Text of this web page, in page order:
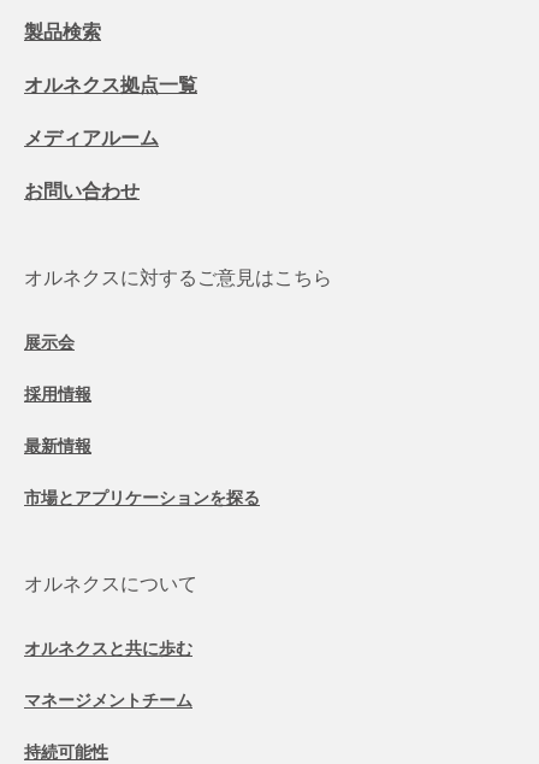
製品検索
オルネクス拠点一覧
メディアルーム
お問い合わせ
オルネクスに対するご意見はこちら
展示会
採用情報
最新情報
市場とアプリケーションを探る
オルネクスについて
オルネクスと共に歩む
マネージメントチーム
持続可能性